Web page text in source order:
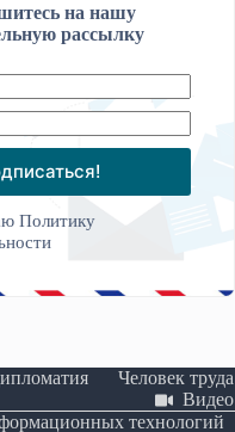
на нашу
рассылку
Политику
Человек труда
Видео
технологий